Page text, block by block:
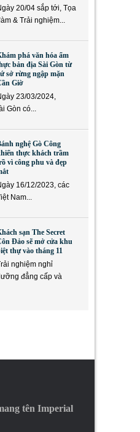
20/04 sắp tới, Tọa
& Trải nghiệm...
phá văn hóa ẩm
bản địa Sài Gòn từ
sở rừng ngập mặn
Giờ
23/03/2024,
Gòn có...
nghệ Gò Công
thực khách trầm
vì công phu và đẹp
16/12/2023, các
Nam...
sạn The Secret
Đảo sẽ mở cửa khu
thự vào tháng 11
nghiệm nghỉ
đẳng cấp và
tên Imperial